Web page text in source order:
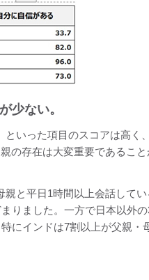
少ない。
いった項目のスコアは高く
の存在は大変重要であること
と平日1時間以上会話して
りました。一方で日本以外
にインドは7割以上が父親・